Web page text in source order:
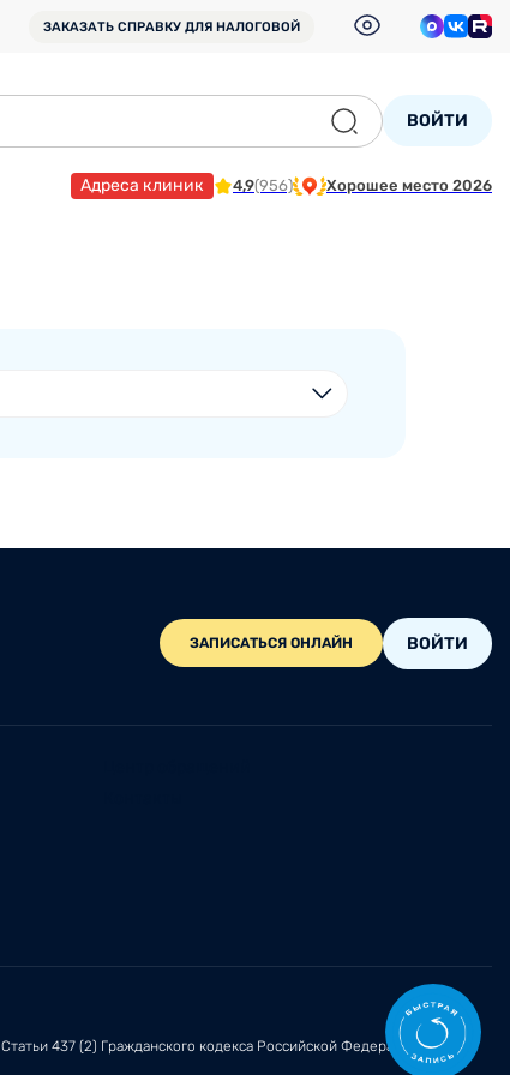
ЗАКАЗАТЬ СПРАВКУ ДЛЯ НАЛОГОВОЙ
ВОЙТИ
Адреса клиник 4,9(956) Хорошее место 2026
ЗАПИСАТЬСЯ ОНЛАЙН ВОЙТИ
Статьи 437 (2) Гражданского кодекса Российской Федерации.